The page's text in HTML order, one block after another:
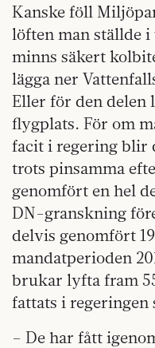
Kanske föll
löften man ställde i
minns säkert
lägga ner
Eller för den delen
flygplats. För om
facit i regering blir
trots pinsamma
genomfört en hel
DN-granskning
delvis genomfört
mandatperioden
brukar lyfta fram
fattats i regeringen
– De har fått